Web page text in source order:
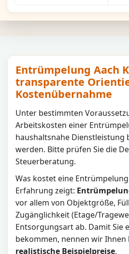
Entrümpelung Aach
transparente
Kostenübernahme
Unter bestimmten
Arbeitskosten einer
haushaltsnahe Dienstleistung
werden. Bitte prüfen Sie die
Steuerberatung.
Was kostet eine
Erfahrung zeigt:
vor allem von Objektgröße,
Zugänglichkeit (Etage/
Entsorgungsart ab. Damit Sie
bekommen, nennen wir Ihnen
realistische Beispielpreise.